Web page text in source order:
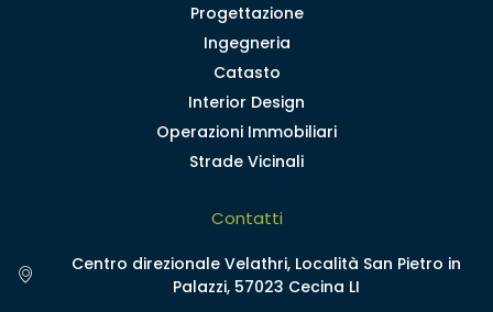
Progettazione
Ingegneria
Catasto
Interior Design
Operazioni Immobiliari
Strade Vicinali
Contatti
Centro direzionale Velathri, Località San Pietro in
Palazzi, 57023 Cecina LI